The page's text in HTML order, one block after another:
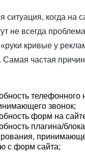
ситуация, когда на
не всегда
кривые у
Самая частая
телефонного
звонок;
форм на
плагина/
с форм сайта;